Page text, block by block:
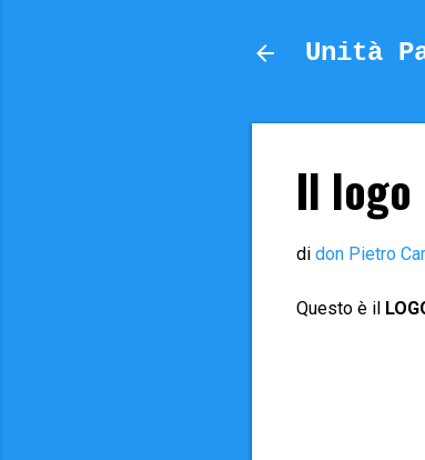
Unità
Il
di don Pietro
Questo è il